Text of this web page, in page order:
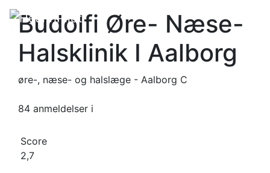
Budolfi Øre- Næse-
Halsklinik I Aalborg
øre-, næse- og halslæge - Aalborg C
84 anmeldelser i
Score
2,7